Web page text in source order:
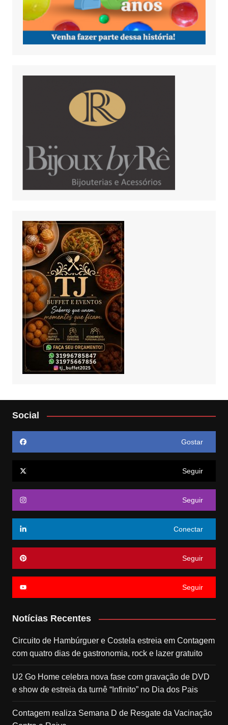
Social
Gostar
Seguir
Seguir
Conectar
Seguir
Seguir
Notícias Recentes
Circuito de Hambúrguer e Costela estreia em Contagem
com quatro dias de gastronomia, rock e lazer gratuito
U2 Go Home celebra nova fase com gravação de DVD
e show de estreia da turnê “Infinito” no Dia dos Pais
Contagem realiza Semana D de Resgate da Vacinação